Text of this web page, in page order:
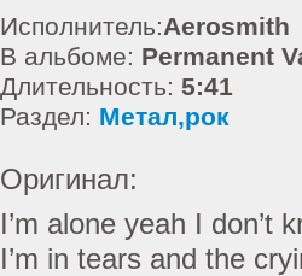
Исполнитель:Aerosmith
В альбоме: Permanent
Длительность: 5:41
Раздел: Метал,рок
Оригинал:
I’m alone yeah I don’t
I’m in tears and the